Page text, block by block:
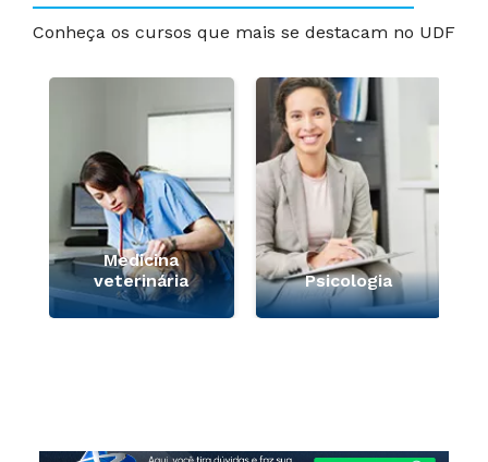
Conheça os cursos que mais se destacam no UDF
Medicina
veterinária
Psicologia